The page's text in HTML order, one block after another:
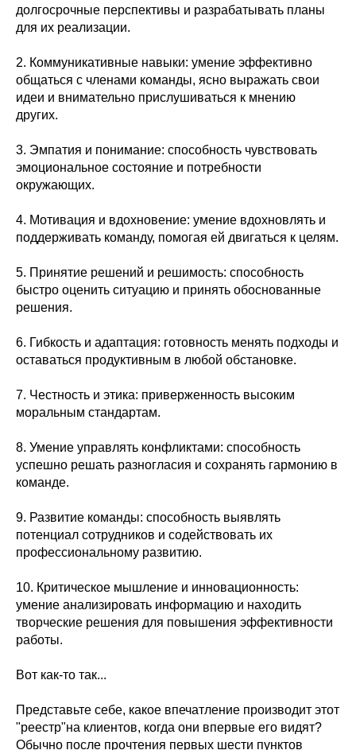
долгосрочные перспективы и разрабатывать планы
для их реализации.
2. Коммуникативные навыки: умение эффективно
общаться с членами команды, ясно выражать свои
идеи и внимательно прислушиваться к мнению
других.
3. Эмпатия и понимание: способность чувствовать
эмоциональное состояние и потребности
окружающих.
4. Мотивация и вдохновение: умение вдохновлять и
поддерживать команду, помогая ей двигаться к целям.
5. Принятие решений и решимость: способность
быстро оценить ситуацию и принять обоснованные
решения.
6. Гибкость и адаптация: готовность менять подходы и
оставаться продуктивным в любой обстановке.
7. Честность и этика: приверженность высоким
моральным стандартам.
8. Умение управлять конфликтами: способность
успешно решать разногласия и сохранять гармонию в
команде.
9. Развитие команды: способность выявлять
потенциал сотрудников и содействовать их
профессиональному развитию.
10. Критическое мышление и инновационность:
умение анализировать информацию и находить
творческие решения для повышения эффективности
работы.
Вот как-то так...
Представьте себе, какое впечатление производит этот
"реестр"на клиентов, когда они впервые его видят?
Обычно после прочтения первых шести пунктов